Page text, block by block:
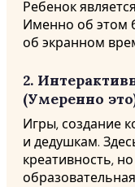
Ребенок
Именно об этом
об экранном
2.
(Умеренно
Игры, создание
и дедушкам.
креативность,